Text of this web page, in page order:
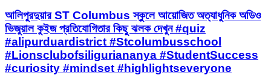
আলিপুরদুয়ার ST Columbus স্কুলে আয়োজিত অত্যাধুনিক অডিও
ভিজুয়াল কুইজ প্রতিযোগিতার কিছু ঝলক দেখুন #quiz
#alipurduardistrict #Stcolumbusschool
#Lionsclubofsiliguriananya #StudentSuccess
#curiosity #mindset #highlightseveryone